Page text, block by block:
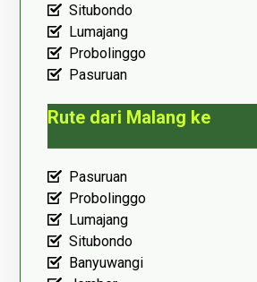
Situbondo
Lumajang
Probolinggo
Pasuruan
Rute dari Malang ke
Pasuruan
Probolinggo
Lumajang
Situbondo
Banyuwangi